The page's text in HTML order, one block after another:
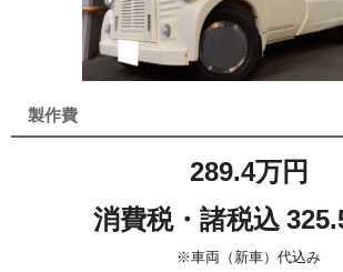
製作費
289.4万円
消費税・諸税込
※車両（新車）代込み